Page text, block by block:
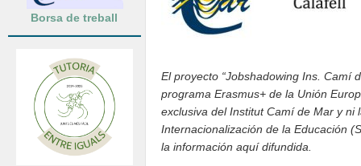
Borsa de treball
El proyecto “Jobshadowing Ins. Camí
programa Erasmus+ de la Unión
exclusiva del Institut Camí de Mar y ni
Internacionalización de la Educación
la información aquí difundida.